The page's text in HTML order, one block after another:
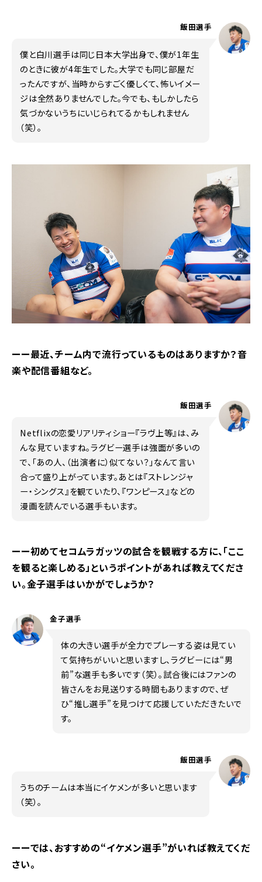
僕と白川選手は同じ日本大学出身で、僕が1年生
のときに彼が4年生でした。大学でも同じ部屋だ
ったんですが、当時からすごく優しくて、怖いイメー
ジは全然ありませんでした。今でも、もしかしたら
気づかないうちにいじられてるかもしれません
（笑）。
飯田選手
ーー最近、チーム内で流行っているものはありますか？音
楽や配信番組など。
Netflixの恋愛リアリティショー『ラヴ上等』は、み
んな見ていますね。ラグビー選手は強面が多いの
で、「あの人、（出演者に）似てない？」なんて言い
合って盛り上がっています。あとは『ストレンジャ
ー・シングス』を観ていたり、『ワンピース』などの
漫画を読んでいる選手もいます。
飯田選手
ーー初めてセコムラガッツの試合を観戦する方に、「ここ
を観ると楽しめる」というポイントがあれば教えてくださ
い。金子選手はいかがでしょうか？
体の大きい選手が全力でプレーする姿は見てい
て気持ちがいいと思いますし、ラグビーには“男
前”な選手も多いです（笑）。試合後にはファンの
皆さんをお見送りする時間もありますので、ぜ
ひ“推し選手”を見つけて応援していただきたいで
す。
金子選手
うちのチームは本当にイケメンが多いと思います
（笑）。
飯田選手
ーーでは、おすすめの“イケメン選手”がいれば教えてくだ
さい。